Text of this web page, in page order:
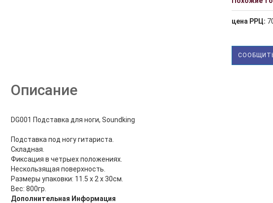
цена РРЦ:
Описание
DG001 Подставка для ноги, Soundking
Подставка под ногу гитариста.
Складная.
Фиксация в четрыех положениях.
Нескользящая поверхность.
Размеры упаковки: 11.5 х 2 х 30см.
Вес: 800гр.
Дополнительная Информация